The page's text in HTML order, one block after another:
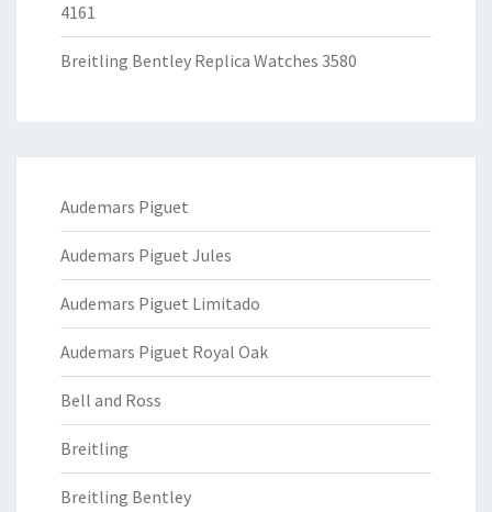
4161
Breitling Bentley Replica Watches 3580
Audemars Piguet
Audemars Piguet Jules
Audemars Piguet Limitado
Audemars Piguet Royal Oak
Bell and Ross
Breitling
Breitling Bentley